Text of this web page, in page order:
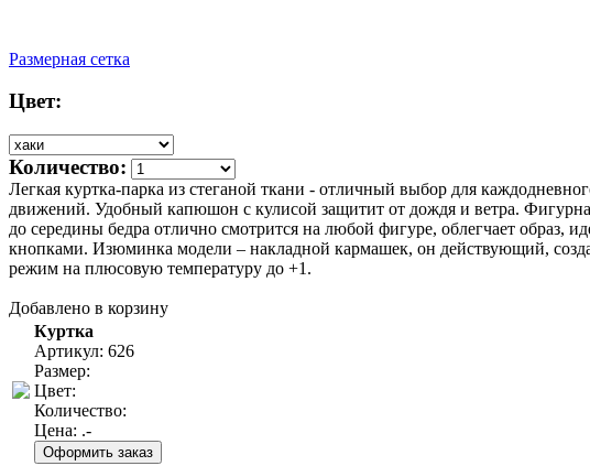
Размерная сетка
Цвет:
Количество:
Легкая куртка-парка из стеганой ткани - отличный выбор для
движений. Удобный капюшон с кулисой защитит от дождя и ветра.
до середины бедра отлично смотрится на любой фигуре, облегчает образ,
кнопками. Изюминка модели – накладной кармашек, он действующий,
режим на плюсовую температуру до +1.
Добавлено в корзину
Куртка
Артикул: 626
Размер:
Цвет:
Количество:
Цена: .-